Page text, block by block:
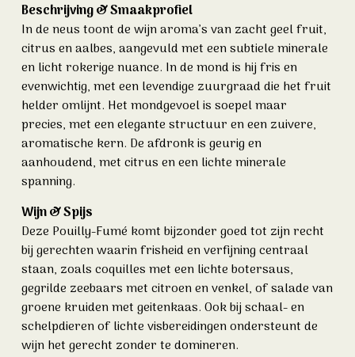
Beschrijving & Smaakprofiel
In de neus toont de wijn aroma’s van zacht geel fruit,
citrus en aalbes, aangevuld met een subtiele minerale
en licht rokerige nuance. In de mond is hij fris en
evenwichtig, met een levendige zuurgraad die het fruit
helder omlijnt. Het mondgevoel is soepel maar
precies, met een elegante structuur en een zuivere,
aromatische kern. De afdronk is geurig en
aanhoudend, met citrus en een lichte minerale
spanning.
Wijn & Spijs
Deze Pouilly-Fumé komt bijzonder goed tot zijn recht
bij gerechten waarin frisheid en verfijning centraal
staan, zoals coquilles met een lichte botersaus,
gegrilde zeebaars met citroen en venkel, of salade van
groene kruiden met geitenkaas. Ook bij schaal- en
schelpdieren of lichte visbereidingen ondersteunt de
wijn het gerecht zonder te domineren.